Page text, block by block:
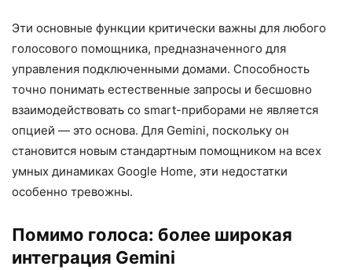
Эти основные функции критически важны для любого
голосового помощника, предназначенного для
управления подключенными домами. Способность
точно понимать естественные запросы и бесшовно
взаимодействовать со smart-приборами не является
опцией — это основа. Для Gemini, поскольку он
становится новым стандартным помощником на всех
умных динамиках Google Home, эти недостатки
особенно тревожны.
Помимо голоса: более широкая
интеграция Gemini